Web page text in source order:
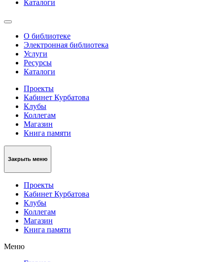
Каталоги
О библиотеке
Электронная библиотека
Услуги
Ресурсы
Каталоги
Проекты
Кабинет Курбатова
Клубы
Коллегам
Магазин
Книга памяти
Закрыть меню
Проекты
Кабинет Курбатова
Клубы
Коллегам
Магазин
Книга памяти
Меню